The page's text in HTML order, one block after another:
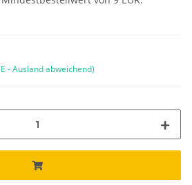
- Ausland abweichend)